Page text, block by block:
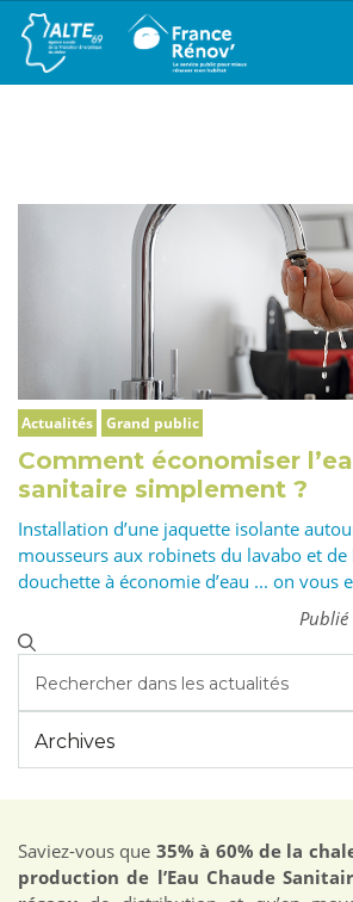
Actualités Grand public
Comment économiser
sanitaire simplement ?
Installation d’une jaquette isolante
mousseurs aux robinets du lavabo et de
douchette à économie d’eau ... on vous
Publié
Saviez-vous que 35% à 60% de la
production de l’Eau Chaude